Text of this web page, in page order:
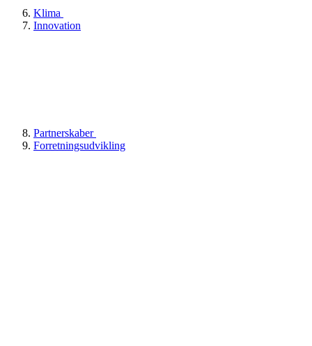
Klima
Innovation
Partnerskaber
Forretningsudvikling